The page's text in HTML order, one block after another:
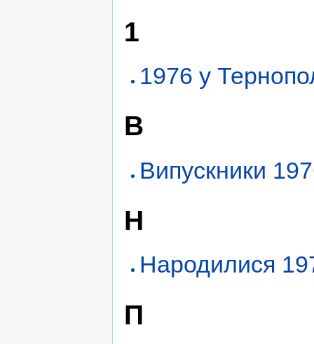
1
1976 у
В
Випускники
Н
Народилися
П